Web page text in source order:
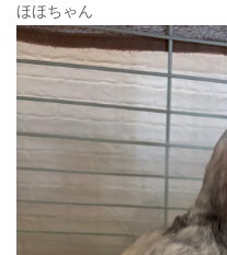
ほほちゃん